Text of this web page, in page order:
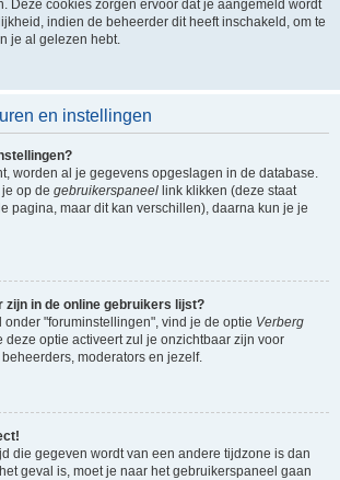
Deze cookies zorgen ervoor dat je aangemeld wordt
indien de beheerder dit heeft inschakeld, om te
je al gelezen hebt.
en instellingen
worden al je gegevens opgeslagen in de database.
op de gebruikerspaneel link klikken (deze staat
pagina, maar dit kan verschillen), daarna kun je je
zijn in de online gebruikers lijst?
onder "foruminstellingen", vind je de optie Verberg
deze optie activeert zul je onzichtbaar zijn voor
moderators en jezelf.
die gegeven wordt van een andere tijdzone is dan
geval is, moet je naar het gebruikerspaneel gaan